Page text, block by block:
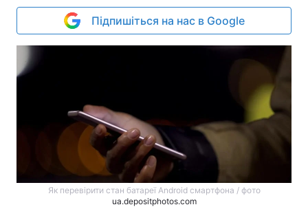
Підпишіться на нас в Google
Як перевірити стан батареї Android смартфона / фото
ua.depositphotos.com